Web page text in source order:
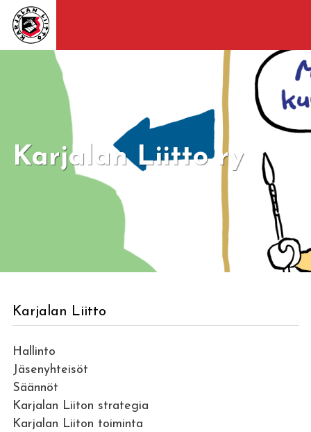
Karjalan Liitto ry
Karjalan Liitto
Hallinto
Jäsenyhteisöt
Säännöt
Karjalan Liiton strategia
Karjalan Liiton toiminta